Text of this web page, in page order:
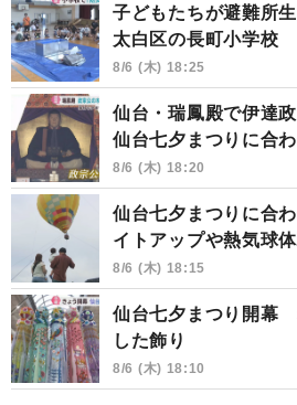
子どもたちが避難所
太白区の長町小学校
8/6 (木) 18:25
仙台・瑞鳳殿で伊達
仙台七夕まつりに合
8/6 (木) 18:20
仙台七夕まつりに合
イトアップや熱気球
8/6 (木) 18:15
仙台七夕まつり開幕
した飾り
8/6 (木) 18:10